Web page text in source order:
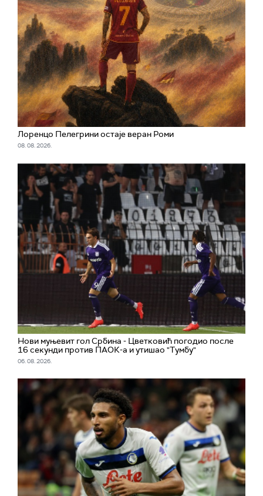
Лоренцо Пелегрини остаје веран Роми
08. 08. 2026.
Нови муњевит гол Србина - Цветковић погодио после
16 секунди против ПАОК-а и утишао "Тумбу"
06. 08. 2026.